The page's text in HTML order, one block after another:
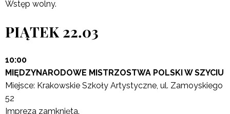
Wstęp wolny.
PIĄTEK 22.03
10:00
MIĘDZYNARODOWE MISTRZOSTWA POLSKI W SZYCIU
Miejsce: Krakowskie Szkoły Artystyczne, ul. Zamoyskiego
52
Impreza zamknięta.